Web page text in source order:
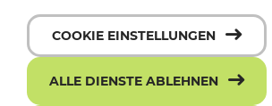
COOKIE EINSTELLUNGEN
ALLE DIENSTE ABLEHNEN